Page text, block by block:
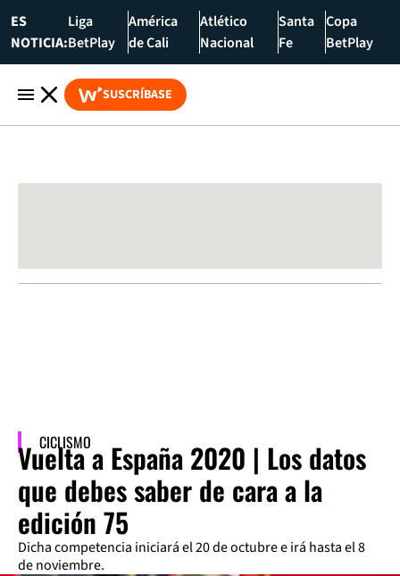
ES
NOTICIA:
Liga
BetPlay
América
de Cali
Atlético
Nacional
Santa
Fe
Copa
BetPlay
SUSCRÍBASE
CICLISMO
Vuelta a España 2020 | Los datos
que debes saber de cara a la
edición 75
Dicha competencia iniciará el 20 de octubre e irá hasta el 8
de noviembre.